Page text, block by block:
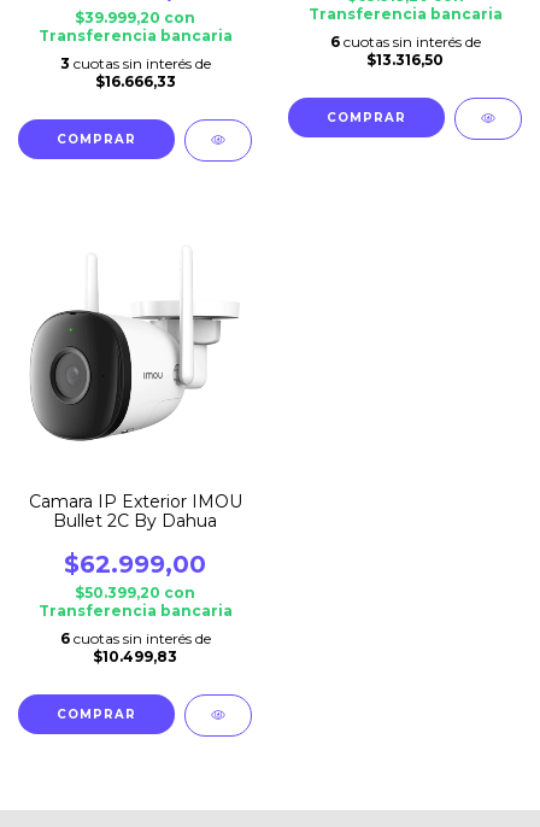
$39.999,20 con
Transferencia bancaria
3 cuotas sin interés de
$16.666,33
Transferencia bancaria
6 cuotas sin interés de
$13.316,50
Camara IP Exterior IMOU
Bullet 2C By Dahua
$62.999,00
$50.399,20 con
Transferencia bancaria
6 cuotas sin interés de
$10.499,83